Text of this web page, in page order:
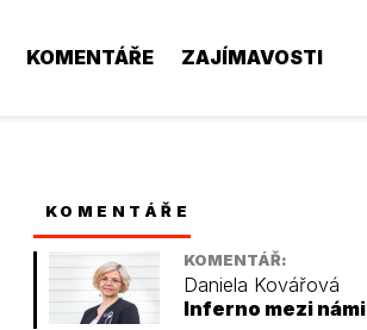
KOMENTÁŘE ZAJÍMAVOSTI
KOMENTÁŘE
KOMENTÁŘ:
Daniela Kovářová
Inferno mezi námi